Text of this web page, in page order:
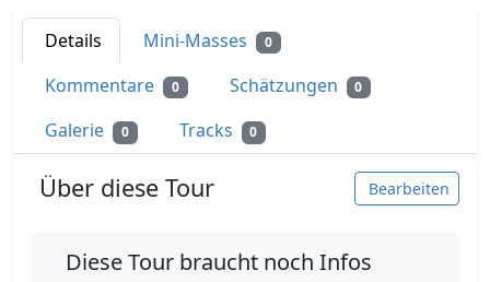
Details Mini-Masses 0
Kommentare 0 Schätzungen 0
Galerie 0 Tracks 0
Über diese Tour Bearbeiten
Diese Tour braucht noch Infos